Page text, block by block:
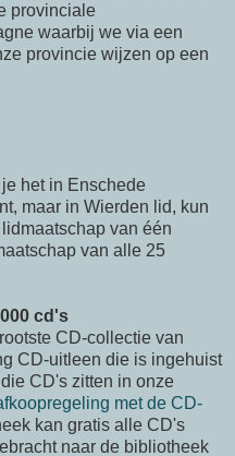
provinciale
waarbij we via een
provincie wijzen op een
het in Enschede
maar in Wierden lid, kun
van één
van alle 25
cd's
CD-collectie van
CD-uitleen die is ingehuist
CD's zitten in onze
met de CD-
kan gratis alle CD's
naar de bibliotheek